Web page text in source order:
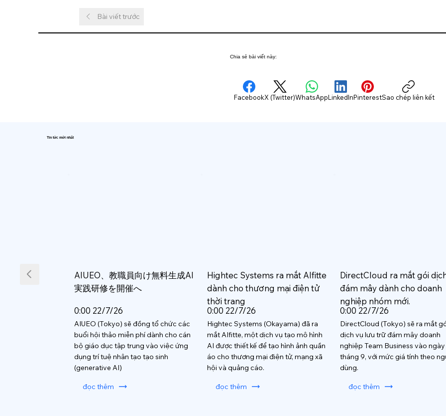
Bài viết trước
Chia sẻ bài viết này:
FacebookX (Twitter)WhatsAppLinkedInPinterestSao chép liên kết
Tin tức mới nhất
AIUEO、教職員向け無料生成AI
実践研修を開催へ
0:00 22/7/26
AIUEO (Tokyo) sẽ đồng tổ chức các
buổi hội thảo miễn phí dành cho cán
bộ giáo dục tập trung vào việc ứng
dụng trí tuệ nhân tạo tạo sinh
(generative AI)
đọc thêm
Hightec Systems ra mắt AIfitte
dành cho thương mại điện tử
thời trang
0:00 22/7/26
Hightec Systems (Okayama) đã ra
mắt AIfitte, một dịch vụ tạo mô hình
AI được thiết kế để tạo hình ảnh quần
áo cho thương mại điện tử, mạng xã
hội và quảng cáo.
đọc thêm
DirectCloud ra mắt gói
đám mây dành cho doanh
nghiệp nhóm mới.
0:00 22/7/26
DirectCloud (Tokyo) sẽ ra mắt
dịch vụ lưu trữ đám mây doanh
nghiệp Team Business vào ngày
tháng 9, với mức giá tính theo
dùng.
đọc thêm